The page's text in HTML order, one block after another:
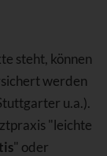
steht, können
werden
u.a.).
"leichte
" oder